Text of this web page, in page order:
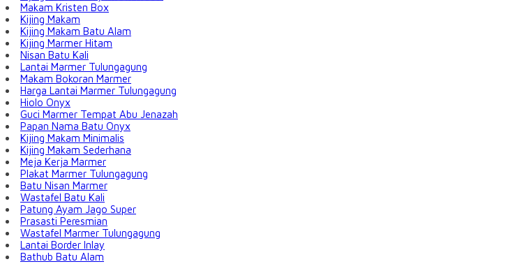
Makam Kristen Box
Kijing Makam
Kijing Makam Batu Alam
Kijing Marmer Hitam
Nisan Batu Kali
Lantai Marmer Tulungagung
Makam Bokoran Marmer
Harga Lantai Marmer Tulungagung
Hiolo Onyx
Guci Marmer Tempat Abu Jenazah
Papan Nama Batu Onyx
Kijing Makam Minimalis
Kijing Makam Sederhana
Meja Kerja Marmer
Plakat Marmer Tulungagung
Batu Nisan Marmer
Wastafel Batu Kali
Patung Ayam Jago Super
Prasasti Peresmian
Wastafel Marmer Tulungagung
Lantai Border Inlay
Bathub Batu Alam